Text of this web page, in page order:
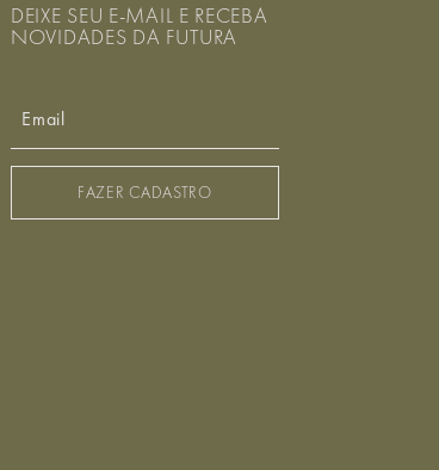
DEIXE SEU E-MAIL E RECEBA
NOVIDADES DA FUTURA
FAZER CADASTRO